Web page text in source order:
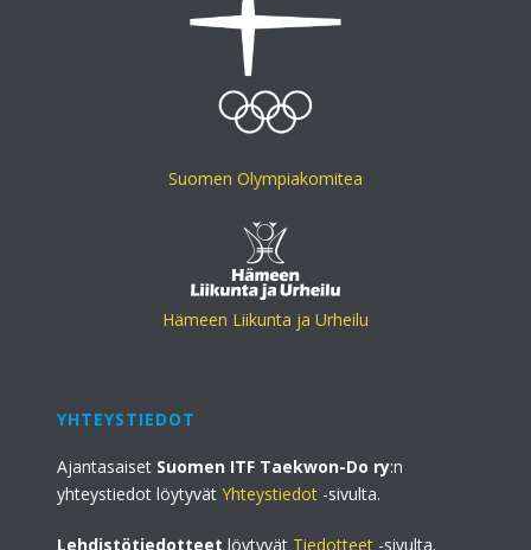
Suomen Olympiakomitea
Hämeen Liikunta ja Urheilu
YHTEYSTIEDOT
Ajantasaiset Suomen ITF Taekwon-Do ry:n
yhteystiedot löytyvätYhteystiedot -sivulta.
Lehdistötiedotteet löytyvät Tiedotteet -sivulta.